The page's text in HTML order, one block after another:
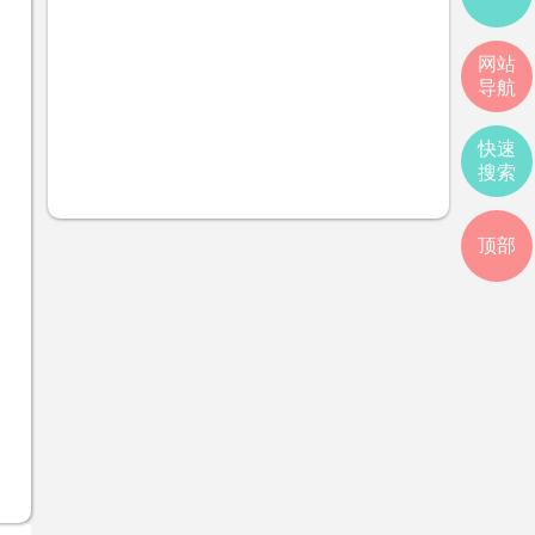
网站
导航
快速
搜索
顶部